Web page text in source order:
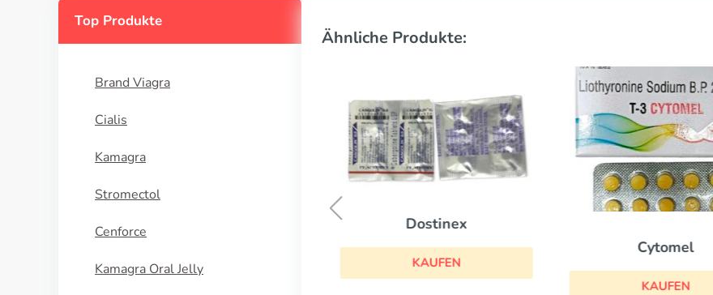
Top Produkte
Brand Viagra
Cialis
Kamagra
Stromectol
Cenforce
Kamagra Oral Jelly
Ähnliche Produkte:
Dostinex
KAUFEN
Cytomel
KAUFEN